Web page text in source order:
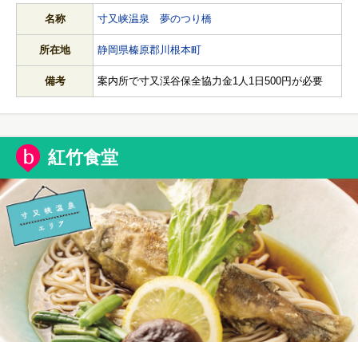
名称 寸又峡温泉 夢のつり橋
所在地 静岡県榛原郡川根本町
備考 案内所で寸又渓谷保全協力金1人1日500円が必要
紅竹食堂